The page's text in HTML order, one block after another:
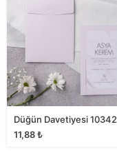
Düğün Davetiyesi 10342
11,88₺